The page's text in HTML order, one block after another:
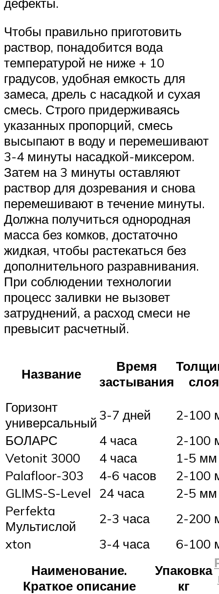
Чтобы правильно приготовить
раствор, понадобится вода
температурой не ниже + 10
градусов, удобная емкость для
замеса, дрель с насадкой и сухая
смесь. Строго придерживаясь
указанных пропорций, смесь
высыпают в воду и перемешивают
3-4 минуты насадкой-миксером.
Затем на 3 минуты оставляют
раствор для дозревания и снова
перемешивают в течение минуты.
Должна получиться однородная
масса без комков, достаточно
жидкая, чтобы растекаться без
дополнительного разравнивания.
При соблюдении технологии
процесс заливки не вызовет
затруднений, а расход смеси не
превысит расчетный.
Название
Время
застывания
слоя
Горизонт
универсальный 3-7 дней
2-100
БОЛАРС
4 часа
2-100
Vetonit 3000
4 часа
1-5 мм
Palafloor-303
4-6 часов
2-100
GLIMS-S-Level 24 часа
2-5 мм
Perfekta
Мультислой
2-3 часа
2-200
xton
3-4 часа
6-100
Наименование.
Краткое описание
Упаковка
кг